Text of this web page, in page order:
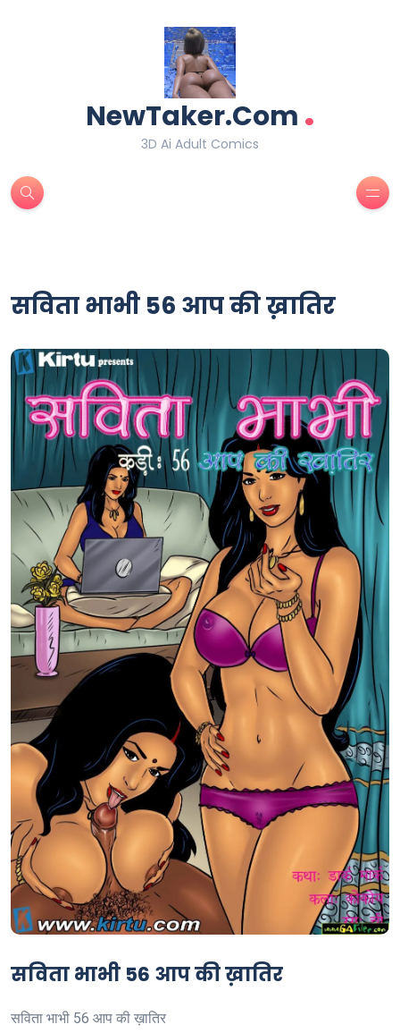
NewTaker.Com .
3D Ai Adult Comics
सविता भाभी 56 आप की ख़ातिर
सविता भाभी 56 आप की ख़ातिर
सविता भाभी 56 आप की ख़ातिर